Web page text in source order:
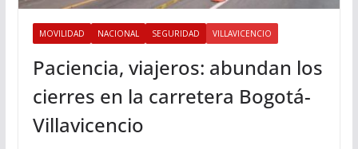
MOVILIDAD NACIONAL SEGURIDAD VILLAVICENCIO
Paciencia, viajeros: abundan los
cierres en la carretera Bogotá-
Villavicencio